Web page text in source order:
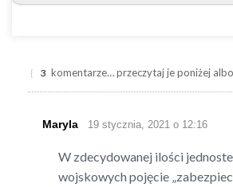
{ 3 komentarze… przeczytaj je poniżej albo
Maryla 19 stycznia, 2021 o 12:16
W zdecydowanej ilości
wojskowych pojęcie